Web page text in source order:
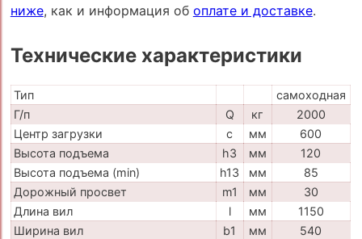
ниже, как и информация об оплате и доставке.
Технические характеристики
Тип
самоходная
Г/п
Q кг
2000
Центр загрузки
c мм
600
Высота подъема
h3 мм
120
Высота подъема (min)
h13 мм
85
Дорожный просвет
m1 мм
30
Длина вил
l мм
1150
Ширина вил
b1 мм
540